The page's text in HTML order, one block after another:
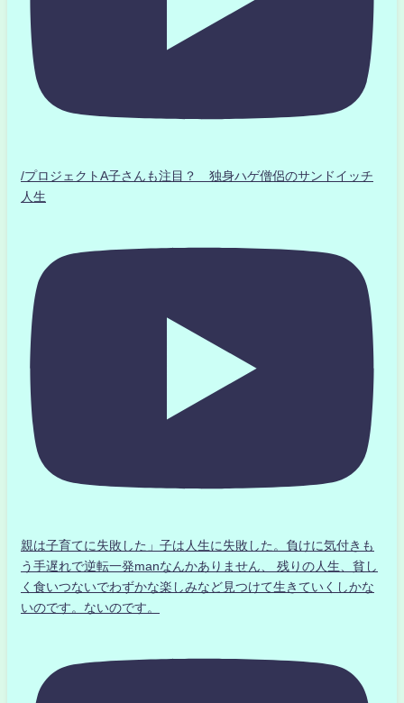
/プロジェクトA子さんも注目？ 独身ハゲ僧侶のサンドイッチ
人生
親は子育てに失敗した」子は人生に失敗した。負けに気付きも
う手遅れで逆転一発manなんかありません、 残りの人生、貧し
く食いつないでわずかな楽しみなど見つけて生きていくしかな
いのです。ないのです。